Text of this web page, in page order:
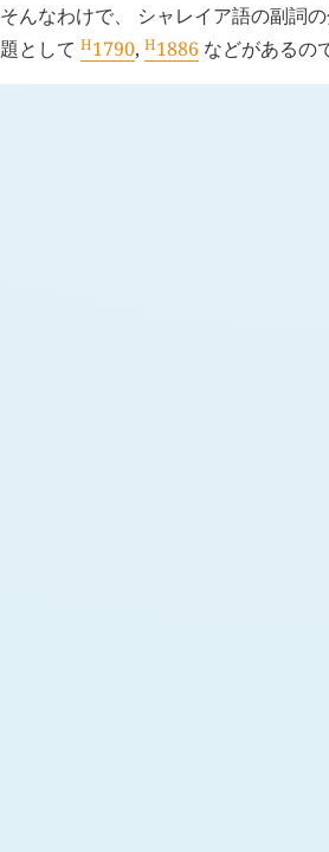
そんなわけで、 シャレイア語の副詞
題として H1790, H1886 などがあるの